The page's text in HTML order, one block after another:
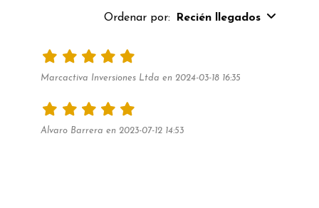
Ordenar por: Recién llegados
Marcactiva Inversiones Ltda en 2024-03-18 16:35
Alvaro Barrera en 2023-07-12 14:53